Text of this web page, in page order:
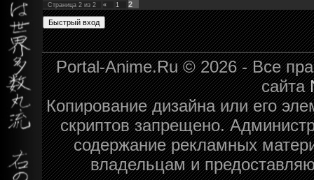
Страница 2 из 2 « 1 2
Portal-Anime.Ru © 2026 - Все
сайта
Копирование дизайна или его
скриптов запрещено.
содержание рекламных
владельцам и